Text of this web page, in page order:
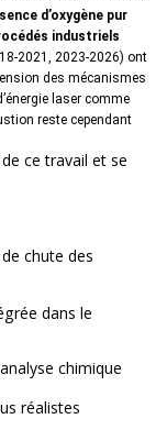
d’oxygène pur
industriels
2021, 2023-2026) ont
des mécanismes
laser comme
reste cependant
ce travail et se
chute des
dans le
chimique
réalistes